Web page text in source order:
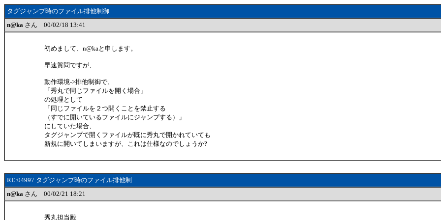
タグジャンプ時のファイル排他制御
n@ka さん 00/02/18 13:41
初めまして、n@kaと申します。
早速質問ですが、
動作環境->排他制御で、
「秀丸で同じファイルを開く場合」
の処理として
「同じファイルを２つ開くことを禁止する
（すでに開いているファイルにジャンプする）」
にしていた場合、
タグジャンプで開くファイルが既に秀丸で開かれていても
新規に開いてしまいますが、これは仕様なのでしょうか?
RE:04997 タグジャンプ時のファイル排他制
n@ka さん 00/02/21 18:21
秀丸担当殿